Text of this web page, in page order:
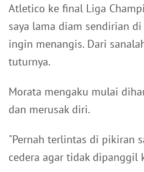
Atletico ke final Liga
saya lama diam sendirian
ingin menangis. Dari
tuturnya.
Morata mengaku mulai
dan merusak diri.
"Pernah terlintas di pikiran
cedera agar tidak dipanggil